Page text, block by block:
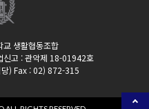
생활협동조합
고 : 관악제 18-01942호
) Fax : 02) 872-315